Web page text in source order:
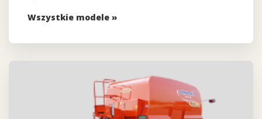
Wszystkie modele »